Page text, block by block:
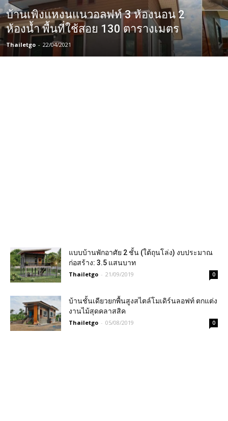
บ้านเพิงแหงนแนวอลฟท์ 3 ห้องนอน 2
ห้องน้ำ พื้นที่ใช้สอย 130 ตารางเมตร
Thailetgo - 22/04/2021
แบบบ้านพักอาศัย 2 ชั้น (ใต้ถุนโล่ง) งบประมาณ
ก่อสร้าง: 3.5 แสนบาท
Thailetgo - 21/09/2019 0
บ้านชั้นเดียวยกพื้นสูงสไตล์โมเดิร์นลอฟท์ ตกแต่ง
งานไม้สุดคลาสสิค
Thailetgo - 05/08/2019 0